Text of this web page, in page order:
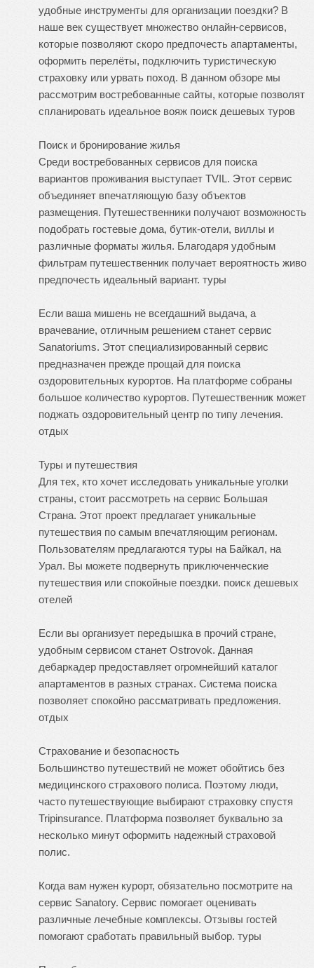
удобные инструменты для организации поездки? В
наше век существует множество онлайн-сервисов,
которые позволяют скоро предпочесть апартаменты,
оформить перелёты, подключить туристическую
страховку или урвать поход. В данном обзоре мы
рассмотрим востребованные сайты, которые позволят
спланировать идеальное вояж поиск дешевых туров
Поиск и бронирование жилья
Среди востребованных сервисов для поиска
вариантов проживания выступает TVIL. Этот сервис
объединяет впечатляющую базу объектов
размещения. Путешественники получают возможность
подобрать гостевые дома, бутик-отели, виллы и
различные форматы жилья. Благодаря удобным
фильтрам путешественник получает вероятность живо
предпочесть идеальный вариант. туры
Если ваша мишень не всегдашний выдача, а
врачевание, отличным решением станет сервис
Sanatoriums. Этот специализированный сервис
предназначен прежде прощай для поиска
оздоровительных курортов. На платформе собраны
большое количество курортов. Путешественник может
поджать оздоровительный центр по типу лечения.
отдых
Туры и путешествия
Для тех, кто хочет исследовать уникальные уголки
страны, стоит рассмотреть на сервис Большая
Страна. Этот проект предлагает уникальные
путешествия по самым впечатляющим регионам.
Пользователям предлагаются туры на Байкал, на
Урал. Вы можете подвернуть приключенческие
путешествия или спокойные поездки. поиск дешевых
отелей
Если вы организует передышка в прочий стране,
удобным сервисом станет Ostrovok. Данная
дебаркадер предоставляет огромнейший каталог
апартаментов в разных странах. Система поиска
позволяет спокойно рассматривать предложения.
отдых
Страхование и безопасность
Большинство путешествий не может обойтись без
медицинского страхового полиса. Поэтому люди,
часто путешествующие выбирают страховку спустя
Tripinsurance. Платформа позволяет буквально за
несколько минут оформить надежный страховой
полис.
Когда вам нужен курорт, обязательно посмотрите на
сервис Sanatory. Сервис помогает оценивать
различные лечебные комплексы. Отзывы гостей
помогают сработать правильный выбор. туры